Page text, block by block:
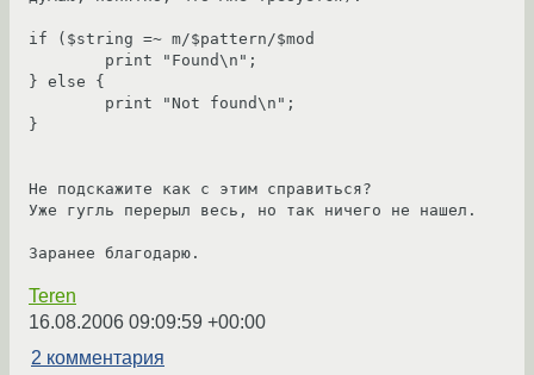
if ($string =~ m/$pattern/$mod
} else {
}
Не подскажите как с этим справиться?
Уже гугль перерыл весь, но так ничего не нашел.
Заранее благодарю.
Teren
16.08.2006 09:09:59 +00:00
2 комментария